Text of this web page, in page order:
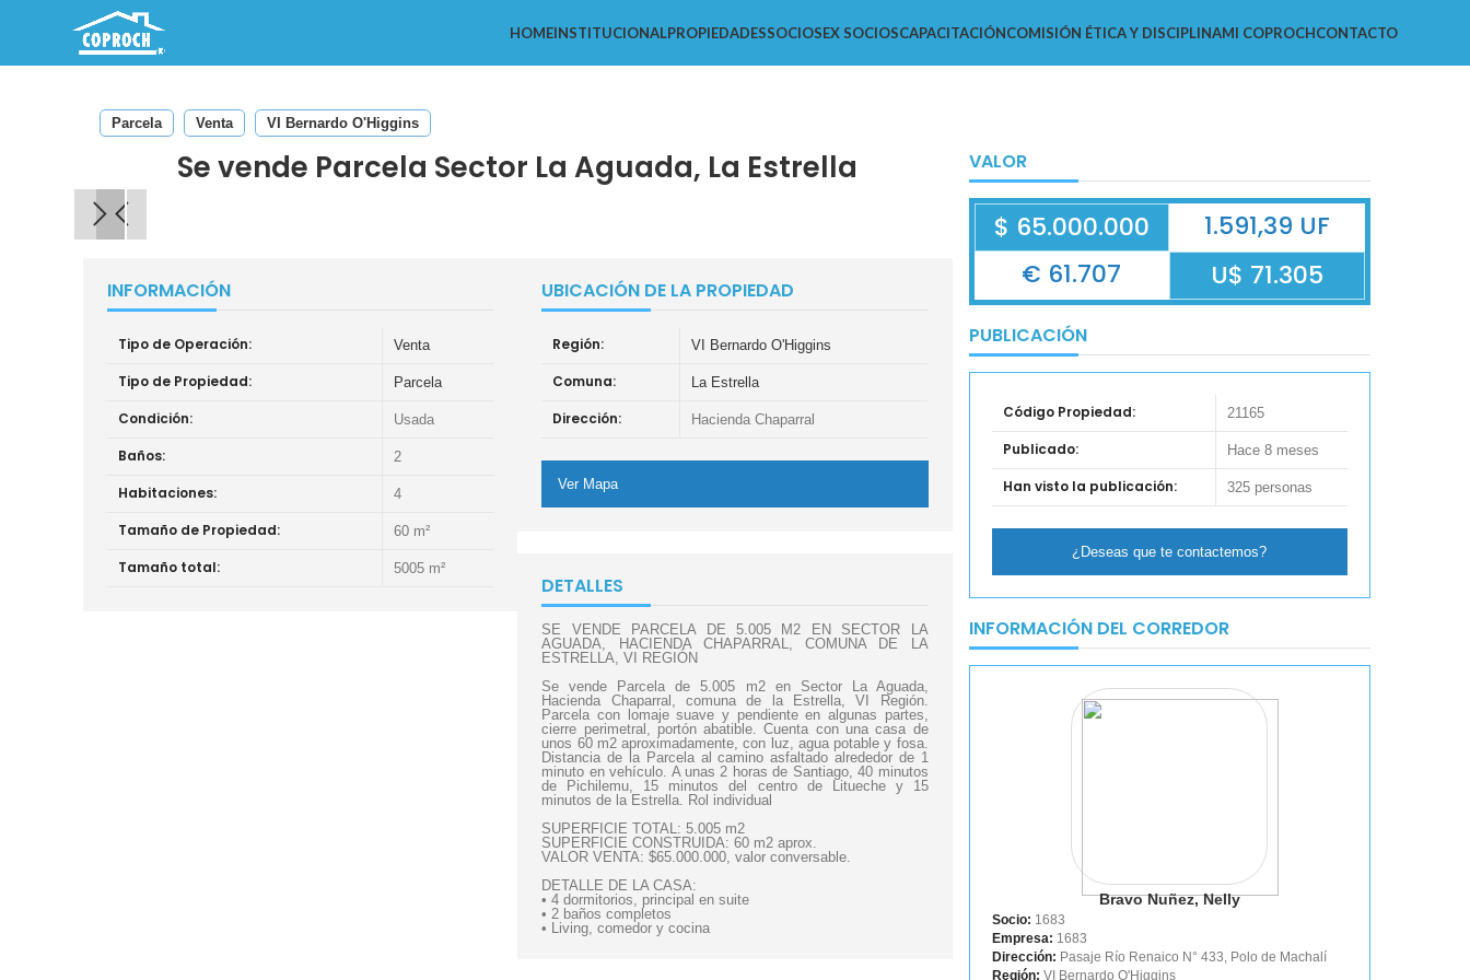
HOMEINSTITUCIONALPROPIEDADESSOCIOSEX SOCIOSCAPACITACIÓNCOMISIÓN ÉTICA Y DISCIPLINAMI COPROCHCONTACTO
Parcela Venta VI Bernardo O'Higgins
Se vende Parcela Sector La Aguada, La Estrella
INFORMACIÓN
Tipo de Operación: Venta
Tipo de Propiedad: Parcela
Condición: Usada
Baños: 2
Habitaciones: 4
Tamaño de Propiedad: 60 m²
Tamaño total: 5005 m²
UBICACIÓN DE LA PROPIEDAD
Región: VI Bernardo O'Higgins
Comuna: La Estrella
Dirección: Hacienda Chaparral
Ver Mapa
DETALLES
SE VENDE PARCELA DE 5.005 M2 EN SECTOR LA
AGUADA, HACIENDA CHAPARRAL, COMUNA DE LA
ESTRELLA, VI REGIÓN
Se vende Parcela de 5.005 m2 en Sector La Aguada,
Hacienda Chaparral, comuna de la Estrella, VI Región.
Parcela con lomaje suave y pendiente en algunas partes,
cierre perimetral, portón abatible. Cuenta con una casa de
unos 60 m2 aproximadamente, con luz, agua potable y fosa.
Distancia de la Parcela al camino asfaltado alrededor de 1
minuto en vehículo. A unas 2 horas de Santiago, 40 minutos
de Pichilemu, 15 minutos del centro de Litueche y 15
minutos de la Estrella. Rol individual
SUPERFICIE TOTAL: 5.005 m2
SUPERFICIE CONSTRUIDA: 60 m2 aprox.
VALOR VENTA: $65.000.000, valor conversable.
DETALLE DE LA CASA:
• 4 dormitorios, principal en suite
• 2 baños completos
• Living, comedor y cocina
VALOR
$ 65.000.000
1.591,39 UF
€ 61.707
U$ 71.305
PUBLICACIÓN
Código Propiedad: 21165
Publicado: Hace 8 meses
Han visto la publicación: 325 personas
¿Deseas que te contactemos?
INFORMACIÓN DEL CORREDOR
Bravo Nuñez, Nelly
Socio: 1683
Empresa: 1683
Dirección: Pasaje Río Renaico N° 433, Polo de Machalí
Región: VI Bernardo O'Higgins